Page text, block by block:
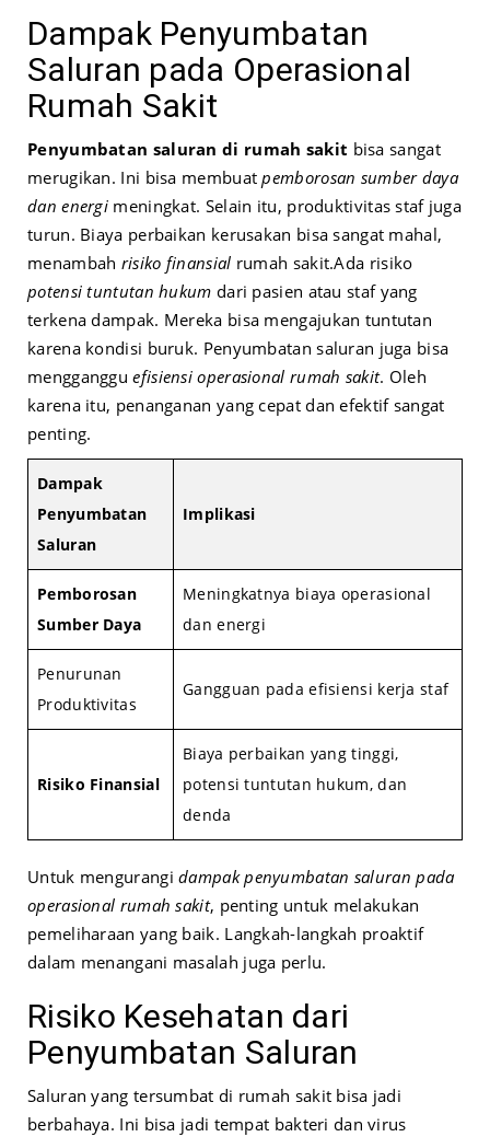
Dampak Penyumbatan
Saluran pada Operasional
Rumah Sakit
Penyumbatan saluran di rumah sakit bisa sangat
merugikan. Ini bisa membuatpemborosan sumber daya
dan energi meningkat. Selain itu, produktivitas staf juga
turun. Biaya perbaikan kerusakan bisa sangat mahal,
menambah risiko finansial rumah sakit.Ada risiko
potensi tuntutan hukum dari pasien atau staf yang
terkena dampak. Mereka bisa mengajukan tuntutan
karena kondisi buruk. Penyumbatan saluran juga bisa
menggangguefisiensi operasional rumah sakit. Oleh
karena itu, penanganan yang cepat dan efektif sangat
penting.
Dampak
Penyumbatan
Saluran
Implikasi
Pemborosan
Sumber Daya
Meningkatnya biaya operasional
dan energi
Penurunan
Produktivitas
Gangguan pada efisiensi kerja staf
Risiko Finansial
Biaya perbaikan yang tinggi,
potensi tuntutan hukum, dan
denda
Untuk mengurangidampak penyumbatan saluran pada
operasional rumah sakit, penting untuk melakukan
pemeliharaan yang baik. Langkah-langkah proaktif
dalam menangani masalah juga perlu.
Risiko Kesehatan dari
Penyumbatan Saluran
Saluran yang tersumbat di rumah sakit bisa jadi
berbahaya. Ini bisa jadi tempat bakteri dan virus